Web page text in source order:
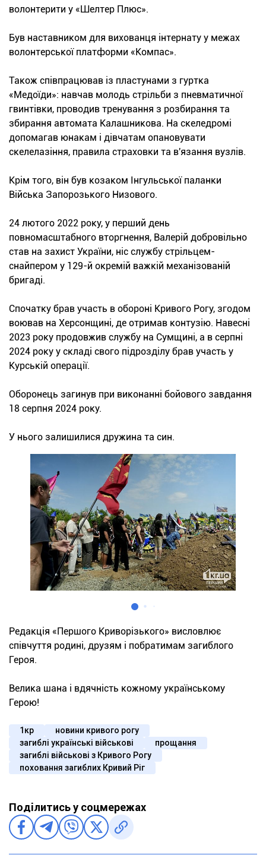
волонтерити у «Шелтер Плюс».
Був наставником для вихованця інтернату у межах
волонтерської платформи «Компас».
Також співпрацював із пластунами з гуртка
«Медоїди»: навчав молодь стрільби з пневматичної
гвинтівки, проводив тренування з розбирання та
збирання автомата Калашникова. На скеледромі
допомагав юнакам і дівчатам опановувати
скелелазіння, правила страховки та в'язання вузлів.
Крім того, він був козаком Інгульської паланки
Війська Запорозького Низового.
24 лютого 2022 року, у перший день
повномасштабного вторгнення, Валерій добровільно
став на захист України, ніс службу стрільцем-
снайпером у 129-й окремій важкій механізованій
бригаді.
Спочатку брав участь в обороні Кривого Рогу, згодом
воював на Херсонщині, де отримав контузію. Навесні
2023 року продовжив службу на Сумщині, а в серпні
2024 року у складі свого підрозділу брав участь у
Курській операції.
Оборонець загинув при виконанні бойового завдання
18 серпня 2024 року.
У нього залишилися дружина та син.
Редакція «Першого Криворізького» висловлює
співчуття родині, друзям і побратимам загиблого
Героя.
Велика шана і вдячність кожному українському
Герою!
1кр
новини кривого рогу
загиблі українські військові
прощання
загиблі військові з Кривого Рогу
поховання загиблих Кривий Ріг
Поділитись у соцмережах